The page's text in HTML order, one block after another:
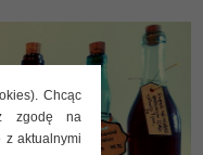
Chcąc
zgodę na
z aktualnymi